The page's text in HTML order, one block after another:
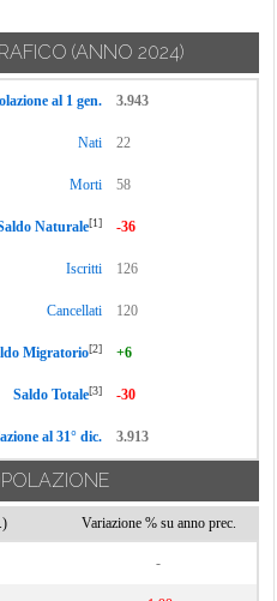
(ANNO 2024)
al 1 gen. 3.943
Nati 22
Morti 58
Naturale[1] -36
Iscritti 126
Cancellati 120
Migratorio[2] +6
Saldo Totale[3] -30
al 31° dic. 3.913
Variazione % su anno prec.
-